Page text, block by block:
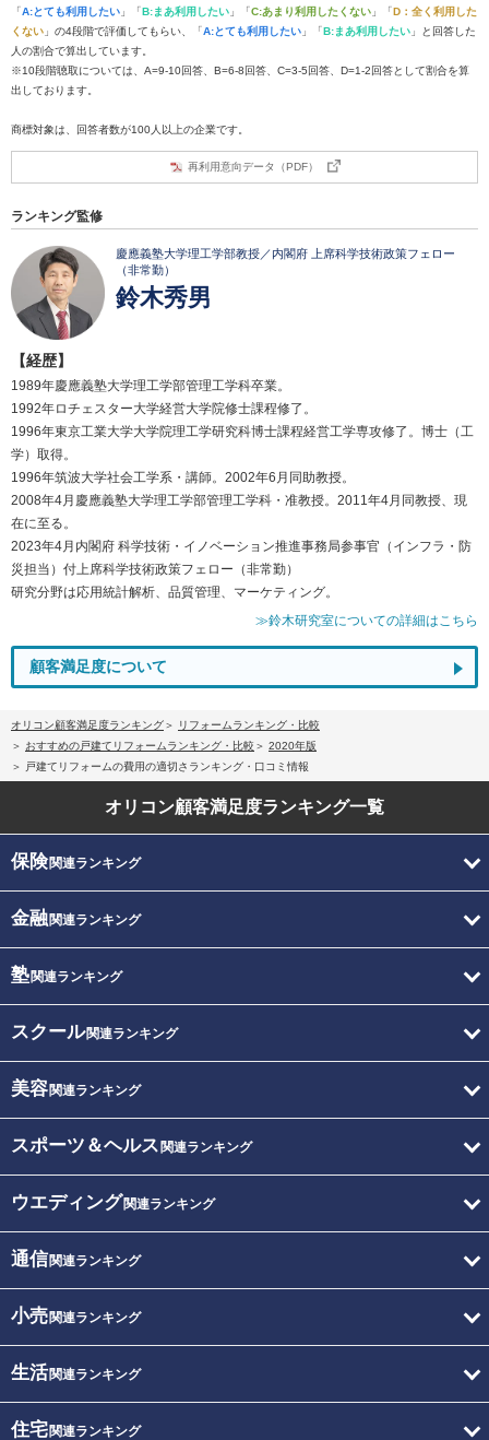
「A:とても利用したい 」「B:まあ利用したい 」「C:あまり利用したくない 」「D：全く利用した
くない 」の4段階で評価してもらい、「A:とても利用したい 」「B:まあ利用したい 」と回答した
人の割合で算出しています。
※10段階聴取については、A=9-10回答、B=6-8回答、C=3-5回答、D=1-2回答として割合を算
出しております。
商標対象は、回答者数が100人以上の企業です。
再利用意向データ（PDF）
ランキング監修
慶應義塾大学理工学部教授／内閣府 上席科学技術政策フェロー
（非常勤）
鈴木秀男
【経歴】
1989年慶應義塾大学理工学部管理工学科卒業。
1992年ロチェスター大学経営大学院修士課程修了。
1996年東京工業大学大学院理工学研究科博士課程経営工学専攻修了。博士（工
学）取得。
1996年筑波大学社会工学系・講師。2002年6月同助教授。
2008年4月慶應義塾大学理工学部管理工学科・准教授。2011年4月同教授、現
在に至る。
2023年4月内閣府 科学技術・イノベーション推進事務局参事官（インフラ・防
災担当）付上席科学技術政策フェロー（非常勤）
研究分野は応用統計解析、品質管理、マーケティング。
≫鈴木研究室についての詳細はこちら
顧客満足度について
オリコン顧客満足度ランキング
リフォームランキング・比較
おすすめの戸建てリフォームランキング・比較
2020年版
戸建てリフォームの費用の適切さランキング・口コミ情報
オリコン顧客満足度ランキング一覧
保険関連ランキング
金融関連ランキング
塾関連ランキング
スクール関連ランキング
美容関連ランキング
スポーツ＆ヘルス 関連ランキング
ウエディング関連ランキング
通信関連ランキング
小売関連ランキング
生活関連ランキング
住宅関連ランキング